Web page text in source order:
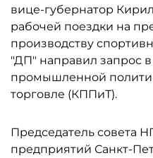
вице-губернатор
рабочей поездки на
производству
"ДП" направил запрос
промышленной
торговле (КППиТ).
Председатель совета
предприятий Санкт-